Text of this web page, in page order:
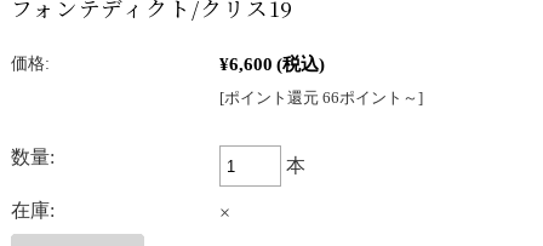
フォンテディクト/クリス19
価格: ¥6,600 (税込)
[ポイント還元 66ポイント～]
数量: 本
在庫: ×